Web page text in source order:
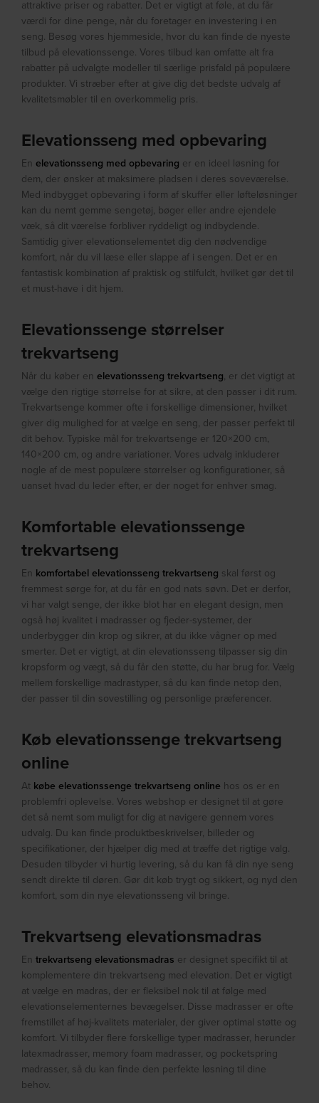
attraktive priser og rabatter. Det er vigtigt at føle, at du får
værdi for dine penge, når du foretager en investering i en
seng. Besøg vores hjemmeside, hvor du kan finde de nyeste
tilbud på elevationssenge. Vores tilbud kan omfatte alt fra
rabatter på udvalgte modeller til særlige prisfald på populære
produkter. Vi stræber efter at give dig det bedste udvalg af
kvalitetsmøbler til en overkommelig pris.
Elevationsseng med opbevaring
Enelevationsseng med opbevaring er en ideel løsning for
dem, der ønsker at maksimere pladsen i deres soveværelse.
Med indbygget opbevaring i form af skuffer eller løfteløsninger
kan du nemt gemme sengetøj, bøger eller andre ejendele
væk, så dit værelse forbliver ryddeligt og indbydende.
Samtidig giver elevationselementet dig den nødvendige
komfort, når du vil læse eller slappe af i sengen. Det er en
fantastisk kombination af praktisk og stilfuldt, hvilket gør det til
et must-have i dit hjem.
Elevationssenge størrelser
trekvartseng
Når du køber enelevationsseng trekvartseng, er det vigtigt at
vælge den rigtige størrelse for at sikre, at den passer i dit rum.
Trekvartsenge kommer ofte i forskellige dimensioner, hvilket
giver dig mulighed for at vælge en seng, der passer perfekt til
dit behov. Typiske mål for trekvartsenge er 120×200 cm,
140×200 cm, og andre variationer. Vores udvalg inkluderer
nogle af de mest populære størrelser og konfigurationer, så
uanset hvad du leder efter, er der noget for enhver smag.
Komfortable elevationssenge
trekvartseng
En komfortabel elevationsseng trekvartseng skal først og
fremmest sørge for, at du får en god nats søvn. Det er derfor,
vi har valgt senge, der ikke blot har en elegant design, men
også høj kvalitet i madrasser og fjeder-systemer, der
underbygger din krop og sikrer, at du ikke vågner op med
smerter. Det er vigtigt, at din elevationsseng tilpasser sig din
kropsform og vægt, så du får den støtte, du har brug for. Vælg
mellem forskellige madrastyper, så du kan finde netop den,
der passer til din sovestilling og personlige præferencer.
Køb elevationssenge trekvartseng
online
At købe elevationssenge trekvartseng online hos os er en
problemfri oplevelse. Vores webshop er designet til at gøre
det så nemt som muligt for dig at navigere gennem vores
udvalg. Du kan finde produktbeskrivelser, billeder og
specifikationer, der hjælper dig med at træffe det rigtige valg.
Desuden tilbyder vi hurtig levering, så du kan få din nye seng
sendt direkte til døren. Gør dit køb trygt og sikkert, og nyd den
komfort, som din nye elevationsseng vil bringe.
Trekvartseng elevationsmadras
Entrekvartseng elevationsmadras er designet specifikt til at
komplementere din trekvartseng med elevation. Det er vigtigt
at vælge en madras, der er fleksibel nok til at følge med
elevationselementernes bevægelser. Disse madrasser er ofte
fremstillet af høj-kvalitets materialer, der giver optimal støtte og
komfort. Vi tilbyder flere forskellige typer madrasser, herunder
latexmadrasser, memory foam madrasser, og pocketspring
madrasser, så du kan finde den perfekte løsning til dine
behov.